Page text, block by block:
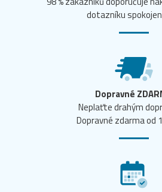
dotazníku
Dopravné
Neplaťte drahým
Dopravné zdarma od